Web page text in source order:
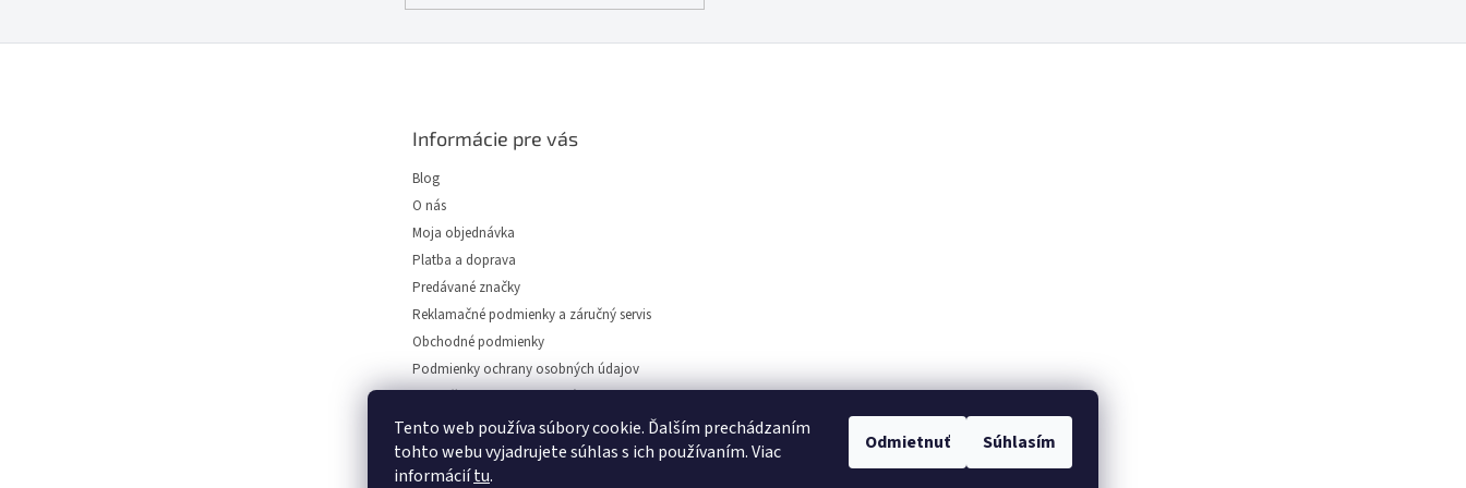
Tento web používa súbory cookie. Ďalším prechádzaním
tohto webu vyjadrujete súhlas s ich používaním. Viac
informáciítu.
Odmietnuť Súhlasím
Informácie pre vás
Blog
O nás
Moja objednávka
Platba a doprava
Predávané značky
Reklamačné podmienky a záručný servis
Obchodné podmienky
Podmienky ochrany osobných údajov
Napíšte nám
Kontakt